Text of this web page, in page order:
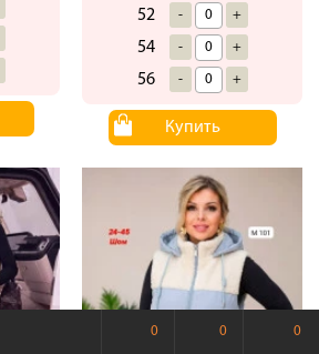
52 - +
54 - +
56 - +
Купить
0 0 0